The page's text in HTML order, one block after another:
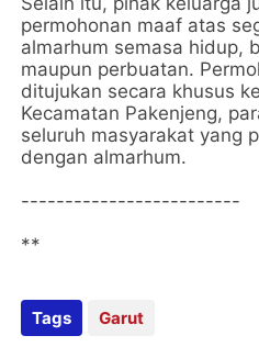
permohonan maaf atas
almarhum semasa hidup,
maupun perbuatan.
ditujukan secara khusus
Kecamatan Pakenjeng,
seluruh masyarakat yang
dengan almarhum.
-------------------------
‎**
Tags Garut